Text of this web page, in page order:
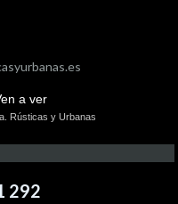
Rústicas y Urbanas
292